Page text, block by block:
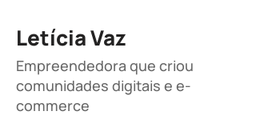
Letícia Vaz
Empreendedora que criou
comunidades digitais e e-
commerce